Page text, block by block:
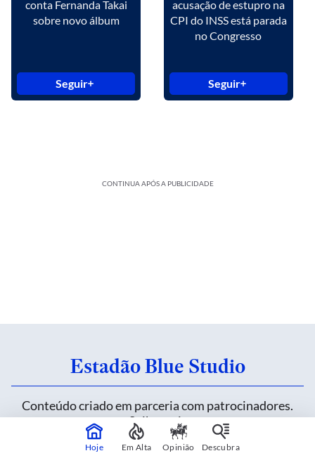
conta Fernanda Takai
sobre novo álbum
Seguir
acusação de estupro na
CPI do INSS está parada
no Congresso
Seguir
CONTINUA APÓS A PUBLICIDADE
Estadão Blue Studio
Conteúdo criado em parceria com patrocinadores.
Saiba mais
Hoje Em Alta Opinião Descubra